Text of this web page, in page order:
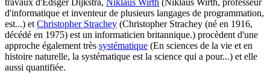
travaux d'Edsger Dijkstra, Niklaus Wirth (Niklaus Wirth, professeur
d'informatique et inventeur de plusieurs langages de programmation,
est...) et Christopher Strachey (Christopher Strachey (né en 1916,
décédé en 1975) est un informaticien britannique.) procèdent d'une
approche également très systématique (En sciences de la vie et en
histoire naturelle, la systématique est la science qui a pour...) et elle
aussi quantifiée.